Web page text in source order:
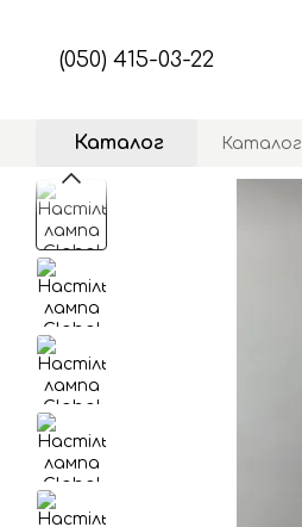
(050) 415-03-22
Каталог Каталог